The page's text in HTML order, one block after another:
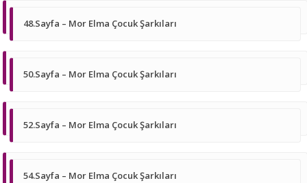
48.Sayfa – Mor Elma Çocuk Şarkıları
50.Sayfa – Mor Elma Çocuk Şarkıları
52.Sayfa – Mor Elma Çocuk Şarkıları
54.Sayfa – Mor Elma Çocuk Şarkıları